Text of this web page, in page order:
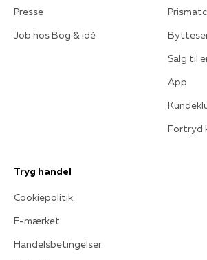
Presse
Job hos Bog & idé
Salg til
App
Fortryd
Tryg handel
Cookiepolitik
E-mærket
Handelsbetingelser